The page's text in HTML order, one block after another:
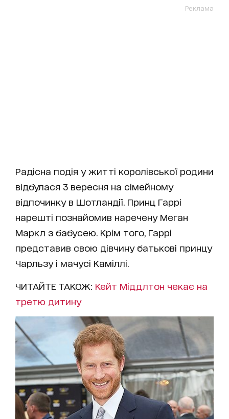
Реклама
Радісна подія у житті королівської родини
відбулася 3 вересня на сімейному
відпочинку в Шотландії. Принц Гаррі
нарешті познайомив наречену Меган
Маркл з бабусею. Крім того, Гаррі
представив свою дівчину батькові принцу
Чарльзу і мачусі Каміллі.
ЧИТАЙТЕ ТАКОЖ: Кейт Міддлтон чекає на
третю дитину